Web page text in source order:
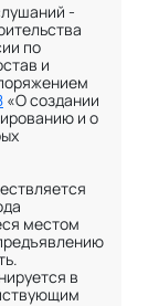
-
по
и
«О создании
и о
местом
в